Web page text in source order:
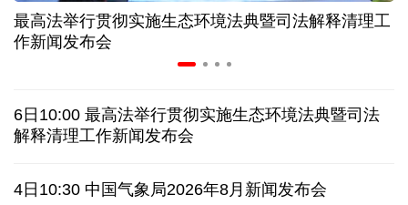
“电影+文旅”深度融合 光影经济撬动暑期消费新蓝海
俄黑客称获取北约直接参与袭击俄领土证据
全球媒体聚焦︱外媒：美国劳动力市场正在走弱
最高法举行贯彻实施生态环境法典暨司法解释清理工
作新闻发布会
6日10:00 最高法举行贯彻实施生态环境法典暨司法
解释清理工作新闻发布会
4日10:30 中国气象局2026年8月新闻发布会